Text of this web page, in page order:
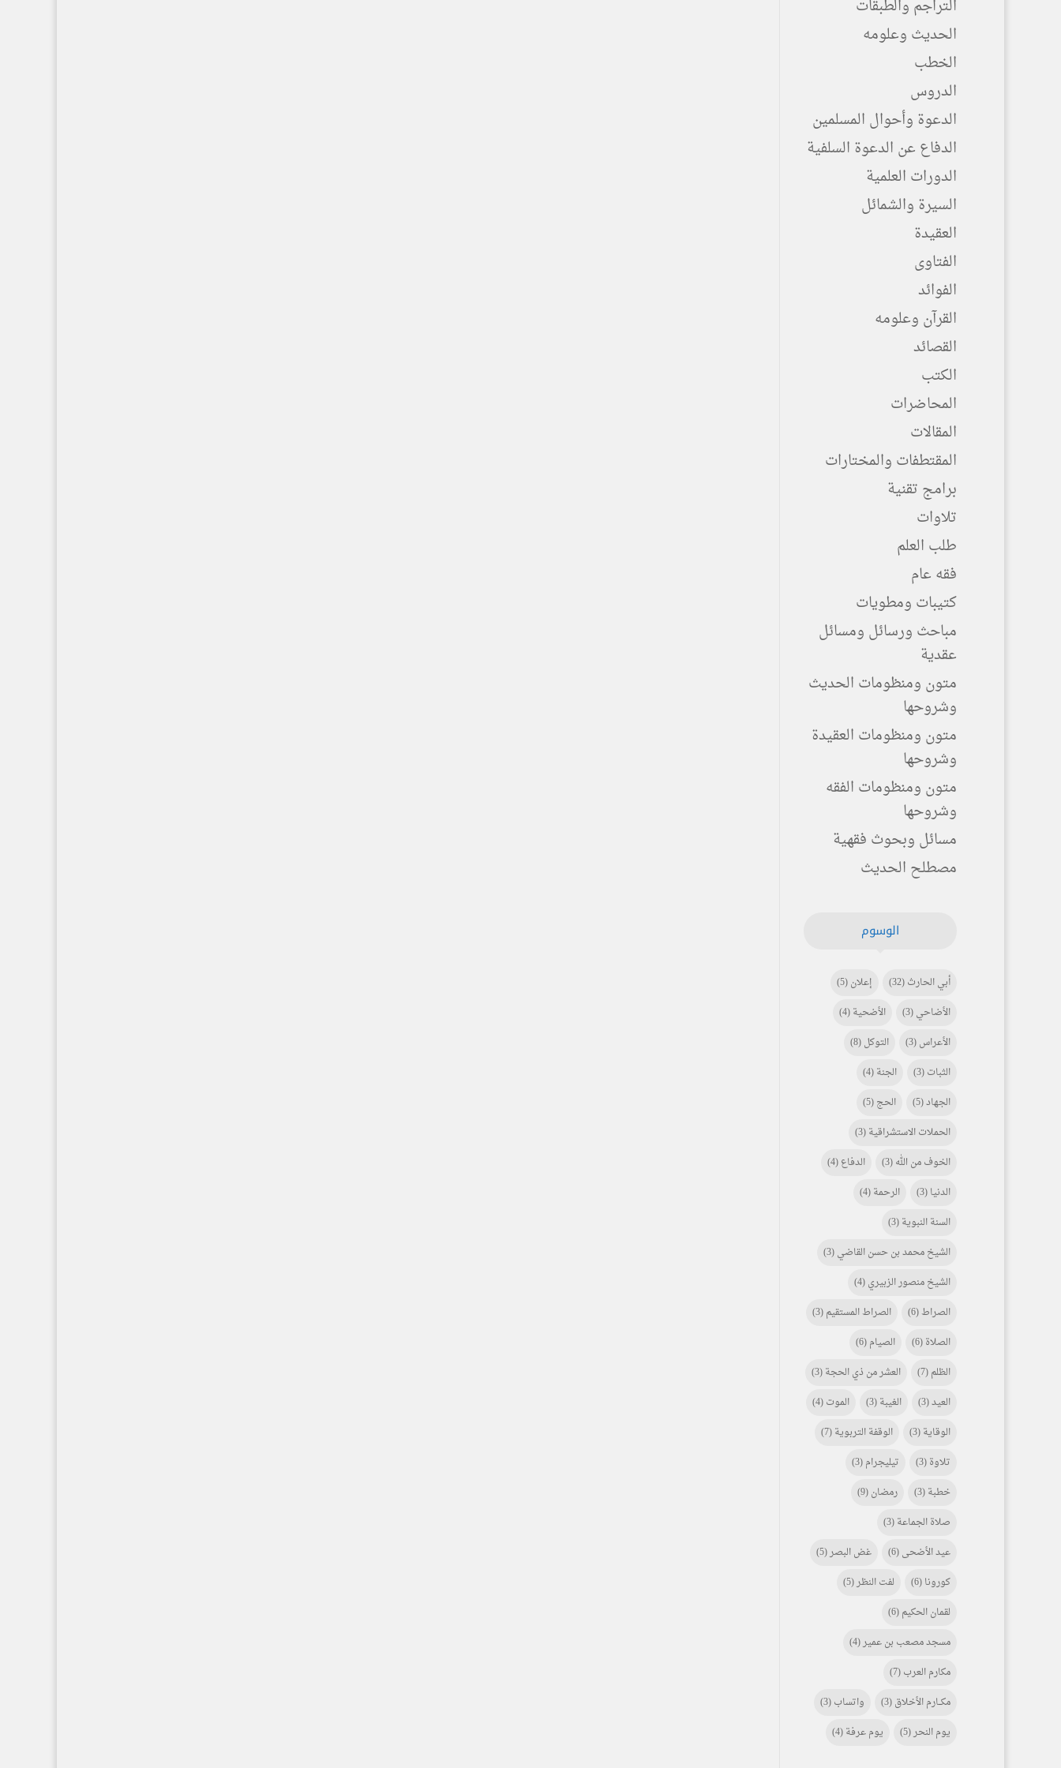
التراجم والطبقات
الحديث وعلومه
الخطب
الدروس
الدعوة وأحوال المسلمين
الدفاع عن الدعوة السلفية
الدورات العلمية
السيرة والشمائل
العقيدة
الفتاوى
الفوائد
القرآن وعلومه
القصائد
الكتب
المحاضرات
المقالات
المقتطفات والمختارات
برامج تقنية
تلاوات
طلب العلم
فقه عام
كتيبات ومطويات
مباحث ورسائل ومسائل
عقدية
متون ومنظومات الحديث
وشروحها
متون ومنظومات العقيدة
وشروحها
متون ومنظومات الفقه
وشروحها
مسائل وبحوث فقهية
مصطلح الحديث
الوسوم
أبي الحارث(32) إعلان(5)
الأضاحي(3) الأضحية(4)
الأعراس(3) التوكل(8)
الثبات(3) الجنة(4)
الجهاد(5) الحج(5)
الحملات الاستشراقية(3)
الخوف من الله(3) الدفاع(4)
الدنيا(3) الرحمة(4)
السنة النبوية(3)
الشيخ محمد بن حسن القاضي(3)
الشيخ منصور الزبيري(4)
الصراط(6) الصراط المستقيم(3)
الصلاة(6) الصيام(6)
الظلم(7) العشر من ذي الحجة(3)
العيد(3) الغيبة(3) الموت(4)
الوقاية(3) الوقفة التربوية(7)
تلاوة(3) تيليجرام(3)
خطبة(3) رمضان(9)
صلاة الجماعة(3)
عيد الأضحى(6) غض البصر(5)
كورونا(6) لفت النظر(5)
لقمان الحكيم(6)
مسجد مصعب بن عمير(4)
مكارم العرب(7)
مكـــارم الأخلاق(3) واتساب(3)
يوم النحر(5) يوم عرفة(4)